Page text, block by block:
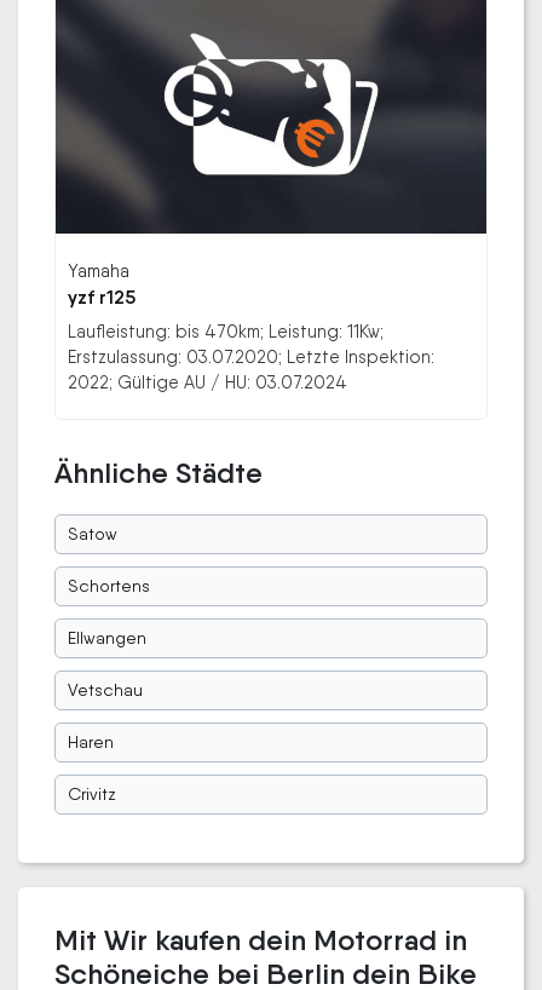
Yamaha
yzf r125
Laufleistung: bis 470km; Leistung: 11Kw;
Erstzulassung: 03.07.2020; Letzte Inspektion:
2022; Gültige AU / HU: 03.07.2024
Ähnliche Städte
Satow
Schortens
Ellwangen
Vetschau
Haren
Crivitz
Mit Wir kaufen dein Motorrad in
Schöneiche bei Berlin dein Bike